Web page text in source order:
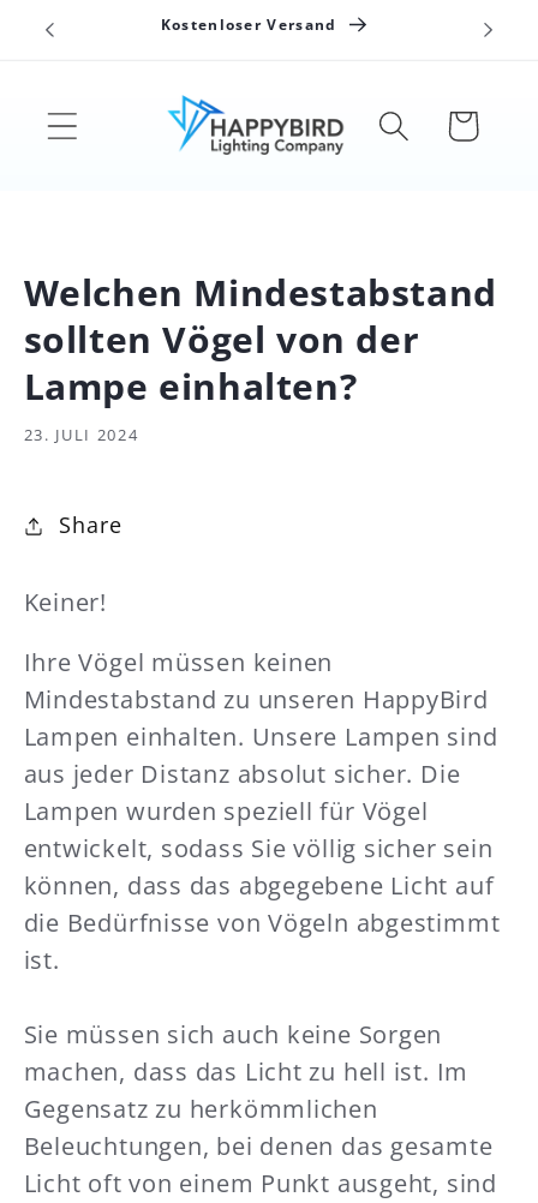
zum
Kostenloser Versand
Warenkorb
Welchen Mindestabstand
sollten Vögel von der
Lampe einhalten?
23. JULI 2024
Share
Keiner!
Ihre Vögel müssen keinen
Mindestabstand zu unseren HappyBird
Lampen einhalten. Unsere Lampen sind
aus jeder Distanz absolut sicher. Die
Lampen wurden speziell für Vögel
entwickelt, sodass Sie völlig sicher sein
können, dass das abgegebene Licht auf
die Bedürfnisse von Vögeln abgestimmt
ist.
Sie müssen sich auch keine Sorgen
machen, dass das Licht zu hell ist. Im
Gegensatz zu herkömmlichen
Beleuchtungen, bei denen das gesamte
Licht oft von einem Punkt ausgeht, sind